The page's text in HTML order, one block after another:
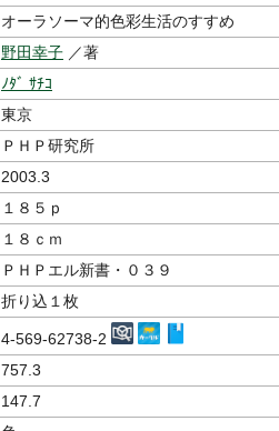
オーラソーマ的色彩生活のすすめ
野田幸子 ／著
ﾉﾀﾞ ｻﾁｺ
東京
ＰＨＰ研究所
2003.3
１８５ｐ
１８ｃｍ
ＰＨＰエル新書・０３９
折り込１枚
4-569-62738-2
757.3
147.7